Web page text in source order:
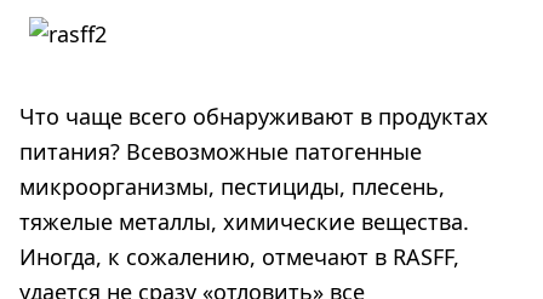
Что чаще всего обнаруживают в продуктах
питания? Всевозможные патогенные
микроорганизмы, пестициды, плесень,
тяжелые металлы, химические вещества.
Иногда, к сожалению, отмечают в RASFF,
удается не сразу «отловить» все